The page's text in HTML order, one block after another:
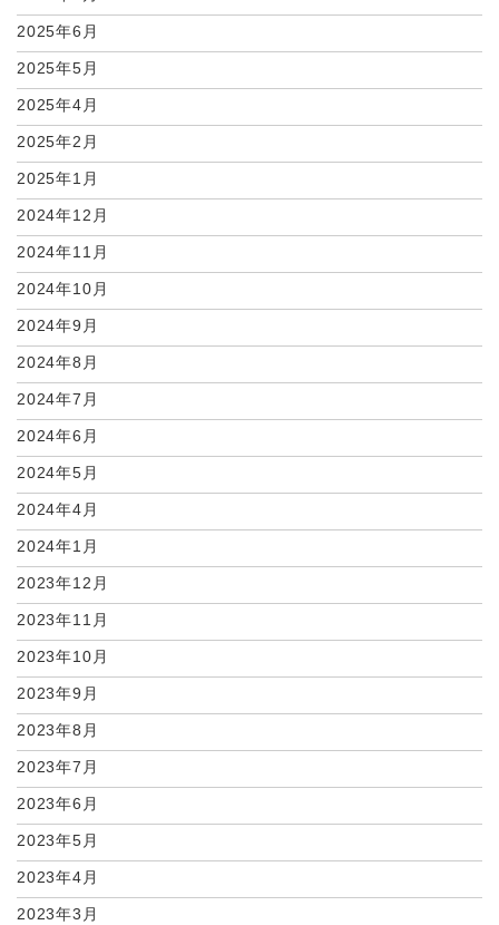
2025年6月
2025年5月
2025年4月
2025年2月
2025年1月
2024年12月
2024年11月
2024年10月
2024年9月
2024年8月
2024年7月
2024年6月
2024年5月
2024年4月
2024年1月
2023年12月
2023年11月
2023年10月
2023年9月
2023年8月
2023年7月
2023年6月
2023年5月
2023年4月
2023年3月